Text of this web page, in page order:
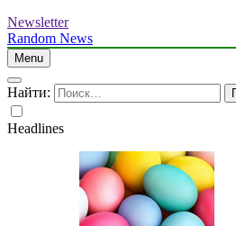
Newsletter
Random News
Menu
Найти:
Headlines